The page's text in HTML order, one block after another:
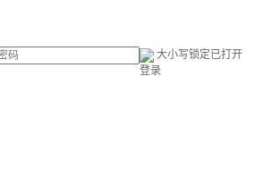
大小写锁定已打开
登录